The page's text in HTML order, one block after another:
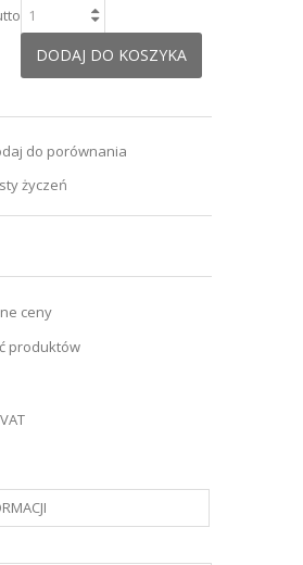
DODAJ DO KOSZYKA
do porównania
życzeń
ceny
produktów